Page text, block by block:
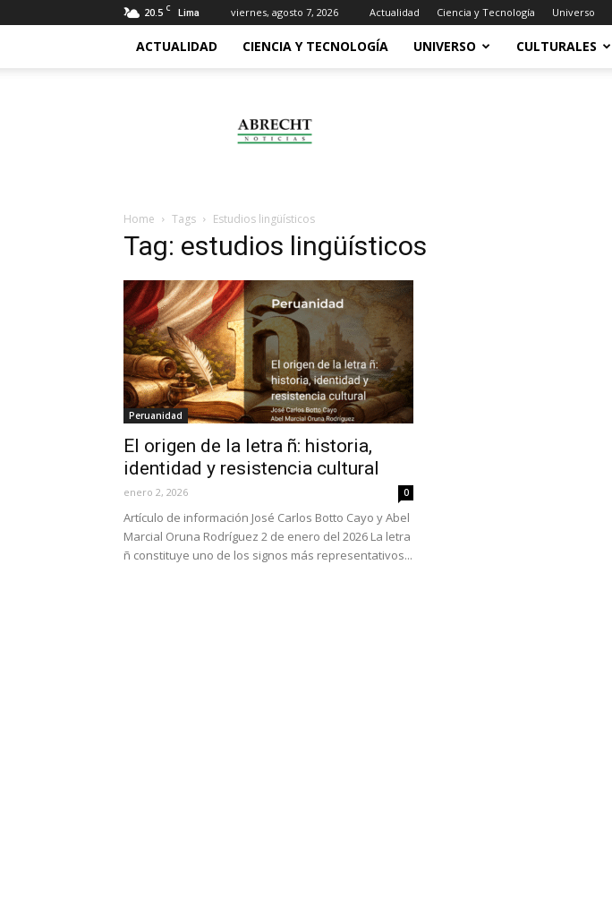
20.5 C Lima viernes, agosto 7, 2026 Actualidad Ciencia y Tecnología Universo
ACTUALIDAD CIENCIA Y TECNOLOGÍA UNIVERSO CULTURALES
Home Tags Estudios lingüísticos
Tag: estudios lingüísticos
Peruanidad
El origen de la letra ñ: historia,
identidad y resistencia cultural
enero 2, 2026 0
Artículo de información José Carlos Botto Cayo y Abel
Marcial Oruna Rodríguez 2 de enero del 2026 La letra
ñ constituye uno de los signos más representativos...